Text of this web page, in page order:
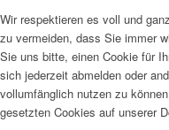
Wir respektieren es voll und
zu vermeiden, dass Sie immer
Sie uns bitte, einen Cookie für
sich jederzeit abmelden oder
vollumfänglich nutzen zu
gesetzten Cookies auf unserer